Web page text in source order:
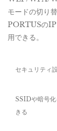
モードの切り
PORTUSのIP
用できる。
セキュリティ
SSIDや暗号化
きる